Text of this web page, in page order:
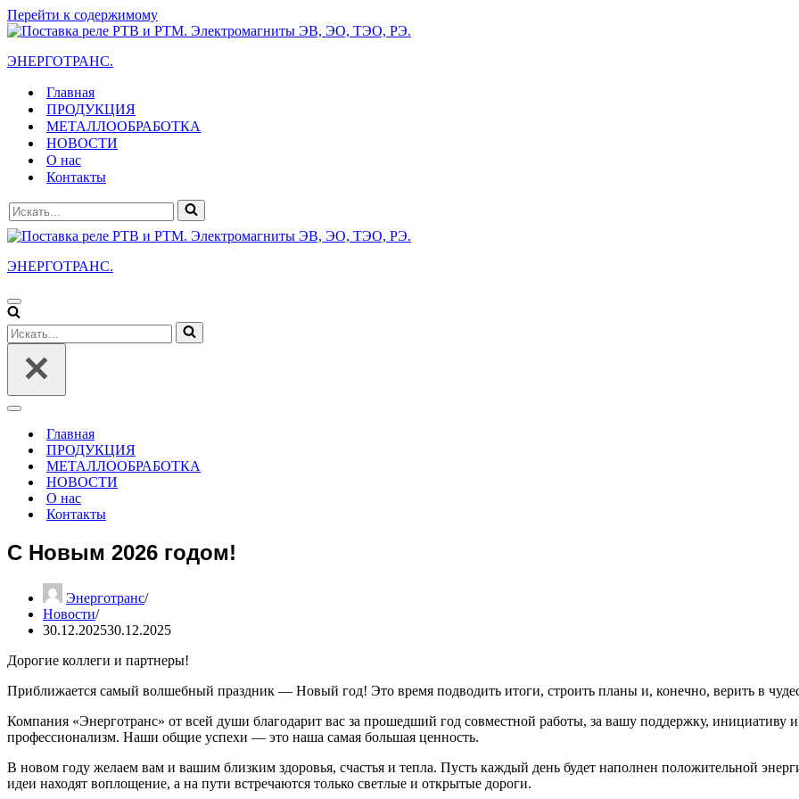
Перейти к содержимому
ЭНЕРГОТРАНС.
Главная
ПРОДУКЦИЯ
МЕТАЛЛООБРАБОТКА
НОВОСТИ
О нас
Контакты
Искать...
ЭНЕРГОТРАНС.
Меню
навигации
Искать...
Меню
навигацииГлавная
ПРОДУКЦИЯ
МЕТАЛЛООБРАБОТКА
НОВОСТИ
О нас
Контакты
С Новым 2026 годом!
Энерготранс
Новости
30.12.202530.12.2025
Дорогие коллеги и партнеры!
Приближается самый волшебный праздник — Новый год! Это время подводить итоги, строить планы и, конечно, верить в
Компания «Энерготранс» от всей души благодарит вас за прошедший год совместной работы, за вашу поддержку, инициативу и
профессионализм. Наши общие успехи — это наша самая большая ценность.
В новом году желаем вам и вашим близким здоровья, счастья и тепла. Пусть каждый день будет наполнен положительной
идеи находят воплощение, а на пути встречаются только светлые и открытые дороги.